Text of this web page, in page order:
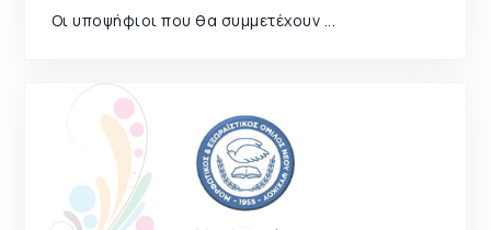
Οι υποψήφιοι που θα συμμετέχουν ...